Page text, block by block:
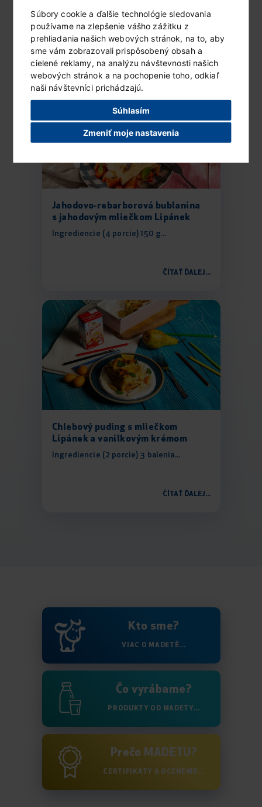
Súbory cookie a ďalšie technológie sledovania
používame na zlepšenie vášho zážitku z
prehliadania našich webových stránok, na to, aby
sme vám zobrazovali prispôsobený obsah a
cielené reklamy, na analýzu návštevnosti našich
webových stránok a na pochopenie toho, odkiaľ
naši návštevníci prichádzajú.
Súhlasím
Zmeniť moje nastavenia
Ingrediencie (2 porcie) 2 hrubšie plátky...
ČÍTAŤ ĎALEJ...
Jahodovo‑rebarborová bublanina
s jahodovým mliečkom Lipánek
Ingrediencie (4 porcie) 150 g...
ČÍTAŤ ĎALEJ...
Chlebový puding s mliečkom
Lipánek a vanilkovým krémom
Ingrediencie (2 porcie) 3 balenia...
ČÍTAŤ ĎALEJ...
Kto sme?
VIAC O MADETĚ...
Čo vyrábame?
PRODUKTY OD MADETY...
Prečo MADETU?
CERTIFIKÁTY A OCENENIE...